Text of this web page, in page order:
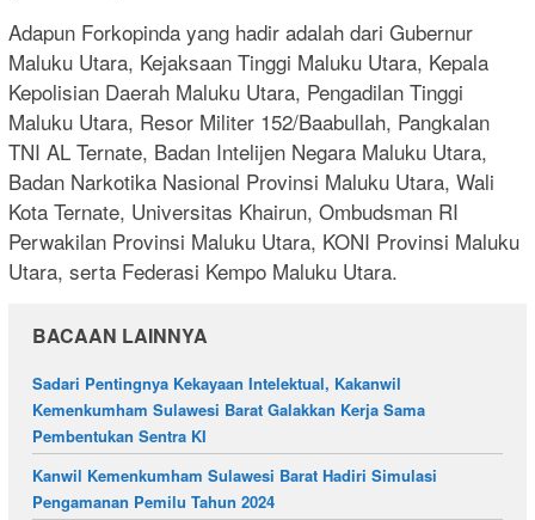
Adapun Forkopinda yang hadir adalah dari Gubernur
Maluku Utara, Kejaksaan Tinggi Maluku Utara, Kepala
Kepolisian Daerah Maluku Utara, Pengadilan Tinggi
Maluku Utara, Resor Militer 152/Baabullah, Pangkalan
TNI AL Ternate, Badan Intelijen Negara Maluku Utara,
Badan Narkotika Nasional Provinsi Maluku Utara, Wali
Kota Ternate, Universitas Khairun, Ombudsman RI
Perwakilan Provinsi Maluku Utara, KONI Provinsi Maluku
Utara, serta Federasi Kempo Maluku Utara.
BACAAN LAINNYA
Sadari Pentingnya Kekayaan Intelektual, Kakanwil
Kemenkumham Sulawesi Barat Galakkan Kerja Sama
Pembentukan Sentra KI
Kanwil Kemenkumham Sulawesi Barat Hadiri Simulasi
Pengamanan Pemilu Tahun 2024